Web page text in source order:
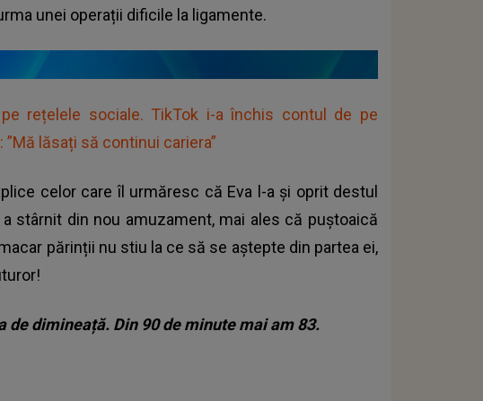
unei operații dificile la ligamente.
rețelele sociale. TikTok i-a închis contul de pe
lăsați să continui cariera”
celor care îl urmăresc că Eva l-a și oprit destul
stârnit din nou amuzament, mai ales că puștoaică
părinții nu stiu la ce să se aștepte din partea ei,
dimineață. Din 90 de minute mai am 83.